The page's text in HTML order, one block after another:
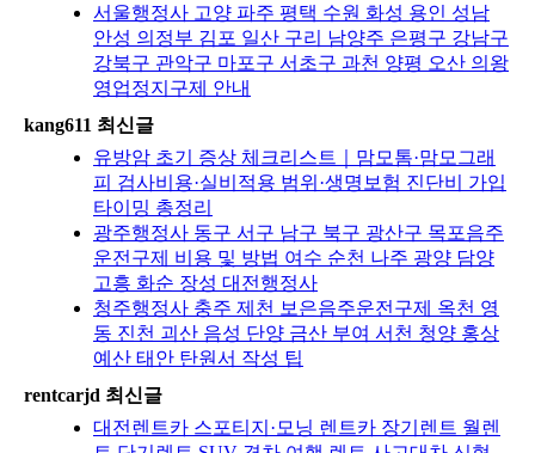
서울행정사 고양 파주 평택 수원 화성 용인 성남
안성 의정부 김포 일산 구리 남양주 은평구 강남구
강북구 관악구 마포구 서초구 과천 양평 오산 의왕
영업정지구제 안내
kang611 최신글
유방암 초기 증상 체크리스트｜맘모톰·맘모그래
피 검사비용·실비적용 범위·생명보험 진단비 가입
타이밍 총정리
광주행정사 동구 서구 남구 북구 광산구 목포음주
운전구제 비용 및 방법 여수 순천 나주 광양 담양
고흥 화순 장성 대전행정사
청주행정사 충주 제천 보은음주운전구제 옥천 영
동 진천 괴산 음성 단양 금산 부여 서천 청양 홍상
예산 태안 탄원서 작성 팁
rentcarjd 최신글
대전렌트카 스포티지·모닝 렌트카 장기렌트 월렌